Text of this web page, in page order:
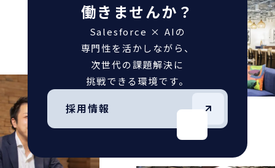
働きませんか？
Salesforce × AIの
専門性を活かしながら、
次世代の課題解決に
挑戦できる環境です。
採用情報